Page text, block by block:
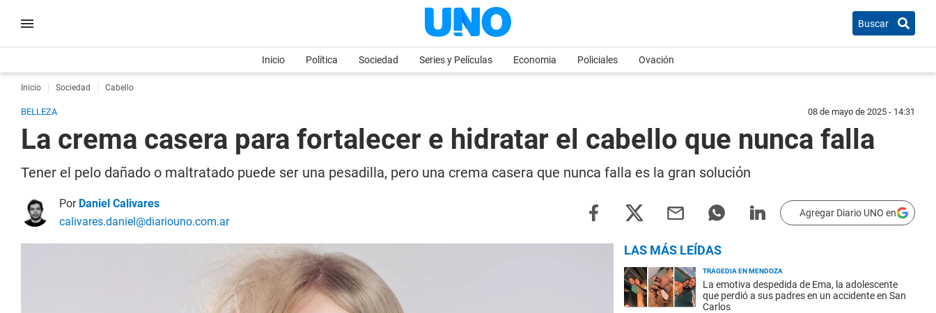
Buscar
Inicio Política Sociedad Series y Películas Economia Policiales Ovación
Inicio Sociedad Cabello
BELLEZA 08 de mayo de 2025 - 14:31
La crema casera para fortalecer e hidratar el cabello que nunca falla
Tener el pelo dañado o maltratado puede ser una pesadilla, pero una crema casera que nunca falla es la gran solución
Por Daniel Calivares
calivares.daniel@diariouno.com.ar
Agregar Diario UNO en
LAS MÁS LEÍDAS
TRAGEDIA EN MENDOZA
La emotiva despedida de Ema, la adolescente
que perdió a sus padres en un accidente en San
Carlos